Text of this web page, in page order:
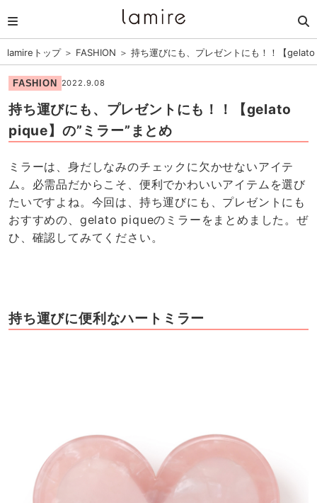
lamireトップ＞ FASHION ＞ 持ち運びにも、プレゼントにも！！【
FASHION 2022.9.08
持ち運びにも、プレゼントにも！！【gelato
pique】の”ミラー”まとめ
ミラーは、身だしなみのチェックに欠かせないアイテ
ム。必需品だからこそ、便利でかわいいアイテムを選び
たいですよね。今回は、持ち運びにも、プレゼントにも
おすすめの、gelato piqueのミラーをまとめました。ぜ
ひ、確認してみてください。
持ち運びに便利なハートミラー